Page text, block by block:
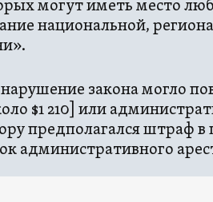
могут иметь место
национальной,
закона могло
$1 210] или
предполагался штраф
административного